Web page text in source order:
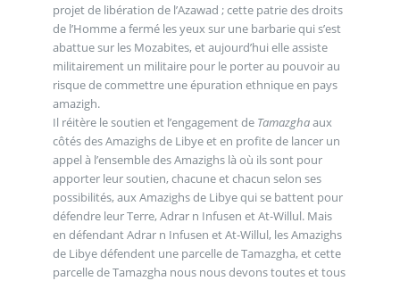
projet de libération de l’Azawad ; cette patrie des droits
de l’Homme a fermé les yeux sur une barbarie qui s’est
abattue sur les Mozabites, et aujourd’hui elle assiste
militairement un militaire pour le porter au pouvoir au
risque de commettre une épuration ethnique en pays
amazigh.
Il réitère le soutien et l’engagement de Tamazghaaux
côtés des Amazighs de Libye et en profite de lancer un
appel à l’ensemble des Amazighs là où ils sont pour
apporter leur soutien, chacune et chacun selon ses
possibilités, aux Amazighs de Libye qui se battent pour
défendre leur Terre, Adrar n Infusen et At-Willul. Mais
en défendant Adrar n Infusen et At-Willul, les Amazighs
de Libye défendent une parcelle de Tamazgha, et cette
parcelle de Tamazgha nous nous devons toutes et tous